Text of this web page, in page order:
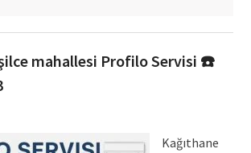
mahallesi Profilo Servisi ☎️
Kağıthane